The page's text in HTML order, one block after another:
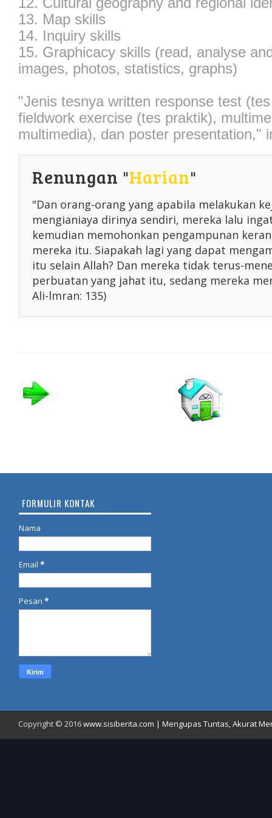
13. Map skills
14. Inquiry skills
15. Graphicacy skills (read, analyse
images, photos, statistics, graphs)
"Jenis tesnya written response test
fieldwork exercise (tes praktik),
multimedia), dan poster presentation,"
Renungan "Harian"
"Dan orang-orang yang apabila melakukan
mengianiaya dirinya sendiri, mereka lalu
kemudian memohonkan pengampunan
mereka itu. Siapakah lagi yang dapat
itu selain Allah? Dan mereka tidak terus-
perbuatan yang jahat itu, sedang mereka
Ali-lmran: 135)
FORMULIR KONTAK
Nama
Email *
Pesan *
Copyright © 2016www.sisiberita.com | Mengupas Tuntas, Akurat